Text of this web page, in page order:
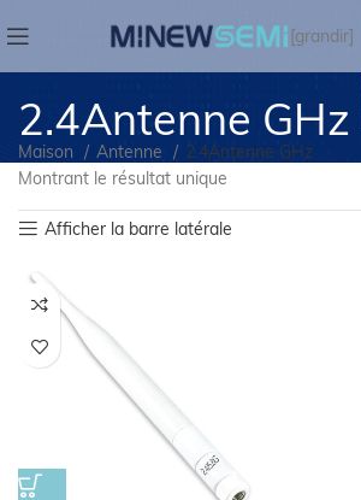
[grandir]
2.4Antenne GHz
Maison Antenne
2.4Antenne GHz
Montrant le résultat unique
Afficher la barre latérale